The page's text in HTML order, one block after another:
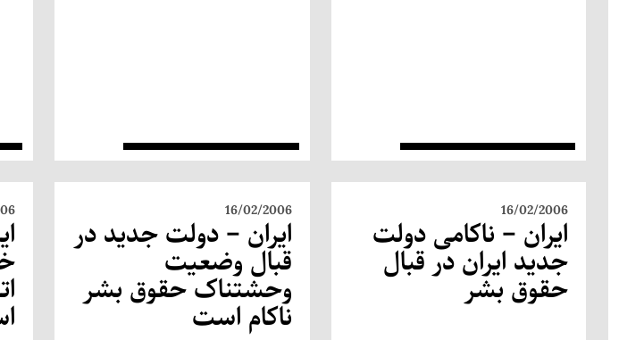
16/02/2006
ایران – ناکامی دولت
جدید ایران در قبال
حقوق بشر
16/02/2006
ایران – دولت جدید در
قبال وضعیت
وحشتناک حقوق بشر
ناکام است